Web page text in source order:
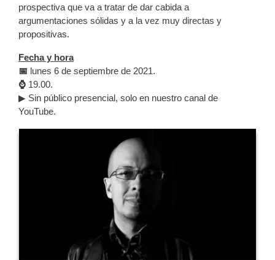
prospectiva que va a tratar de dar cabida a
argumentaciones sólidas y a la vez muy directas y
propositivas.
Fecha y hora
📅 lunes 6 de septiembre de 2021.
⌚ 19.00.
▶ Sin público presencial, solo en nuestro canal de
YouTube.